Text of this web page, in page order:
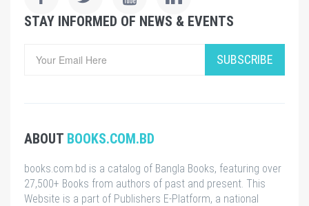
STAY INFORMED OF NEWS & EVENTS
SUBSCRIBE
ABOUT BOOKS.COM.BD
books.com.bd is a catalog of Bangla Books, featuring over
27,500+ Books from authors of past and present. This
Website is a part of Publishers E-Platform, a national